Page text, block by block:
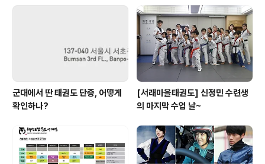
군대에서 딴 태권도 단증, 어떻게
확인하나?
[서래마을태권도] 신정민 수련생
의 마지막 수업 날~